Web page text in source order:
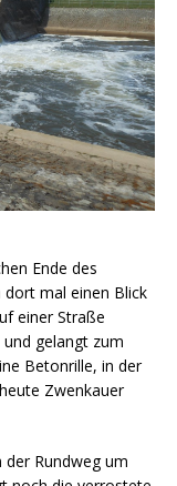
Ende des
dort mal einen Blick
einer Straße
gelangt zum
Betonrille, in der
Zwenkauer
Rundweg um